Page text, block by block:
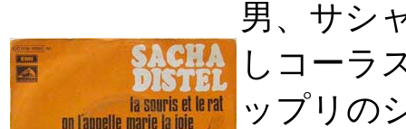
男、サシ
しコーラ
ップリの